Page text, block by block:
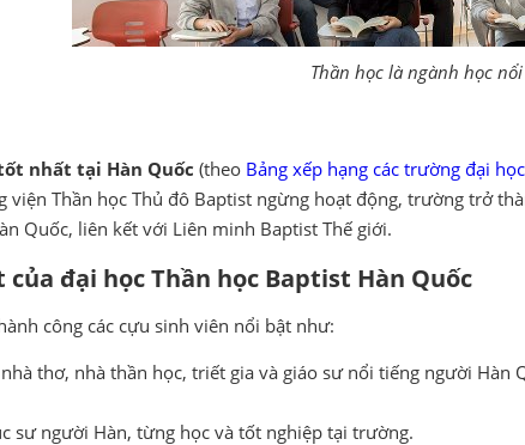
Thần học là ngành học
nhất tại Hàn Quốc (theo Bảng xếp hạng các trường đại
viện Thần học Thủ đô Baptist ngừng hoạt động, trường trở
Quốc, liên kết với Liên minh Baptist Thế giới.
đại học Thần học Baptist Hàn Quốc
công các cựu sinh viên nổi bật như:
thơ, nhà thần học, triết gia và giáo sư nổi tiếng người
sư người Hàn, từng học và tốt nghiệp tại trường.